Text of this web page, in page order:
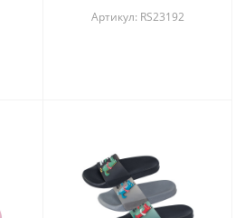
Артикул: RS23192